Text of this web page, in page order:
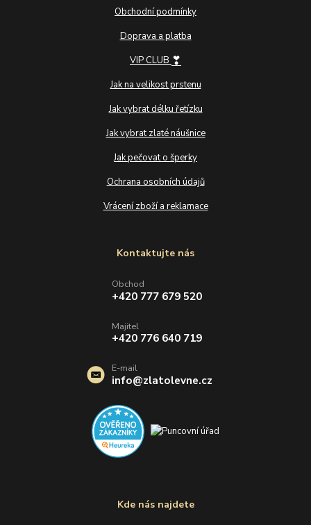
Obchodní podmínky
Doprava a platba
VIP CLUB ❣
Jak na velikost prstenu
Jak vybrat délku řetízku
Jak vybrat zlaté náušnice
Jak pečovat o šperky
Ochrana osobních údajů
Vrácení zboží a reklamace
Kde nás najdete
Kontaktujte nás
Obchod
+420 777 679 520
Majitel
+420 776 640 719
E-mail
info@zlatolevne.cz